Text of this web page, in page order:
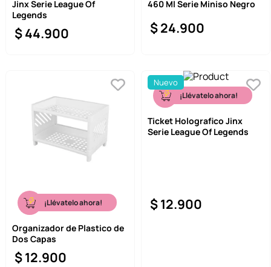
Jinx Serie League Of
Legends
$44.900
460 Ml Serie Miniso Negro
$24.900
¡Llévatelo ahora!
Organizador de Plastico de
Dos Capas
$12.900
Nuevo
¡Llévatelo ahora!
Ticket Holografico Jinx
Serie League Of Legends
$12.900